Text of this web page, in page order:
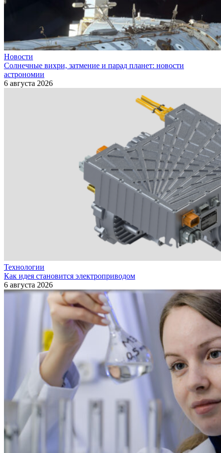
Новости
Солнечные вихри, затмение и парад планет: новости
астрономии
6 августа 2026
Технологии
Как идея становится электроприводом
6 августа 2026